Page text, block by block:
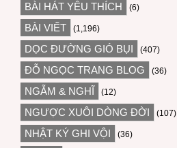
BÀI HÁT YÊU THÍCH (6)
BÀI VIẾT (1,196)
DỌC ĐƯỜNG GIÓ BỤI (407)
ĐỖ NGỌC TRANG BLOG (36)
NGẪM & NGHĨ (12)
NGƯỢC XUÔI DÒNG ĐỜI (107)
NHẬT KÝ GHI VỘI (36)